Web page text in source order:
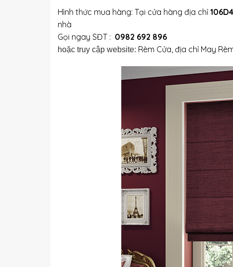
Hình thức mua hàng: Tại cửa hàng địa chỉ
nhà
Gọi ngay SĐT : 0982 692 896
hoặc truy cập website: Rèm Cửa, địa chỉ May